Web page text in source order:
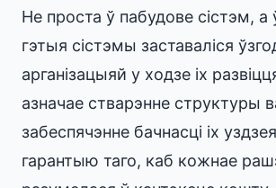
Не проста ў пабудове сістэм,
гэтыя сістэмы заставаліся
арганізацыяй у ходзе іх
азначае стварэнне структуры
забеспячэнне бачнасці іх
гарантыю таго, каб кожнае